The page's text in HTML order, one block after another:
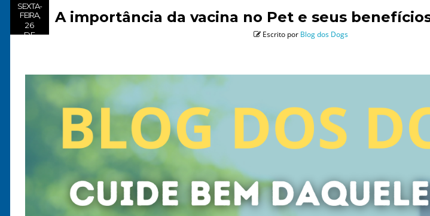
SEXTA-
FEIRA,
26
DE
A importância da vacina no Pet e seus
Escrito por Blog dos Dogs